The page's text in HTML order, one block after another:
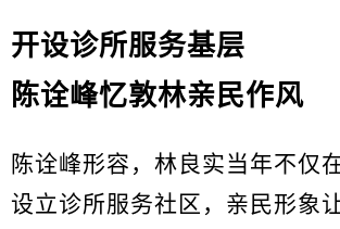
开设诊所服务基层
陈诠峰忆敦林亲民作风
陈诠峰形容，林良实当年不仅
设立诊所服务社区，亲民形象